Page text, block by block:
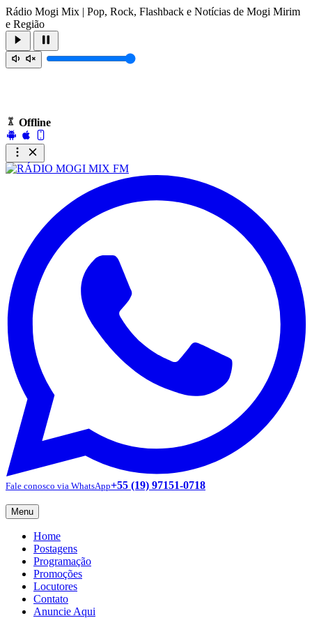
Rádio Mogi Mix | Pop, Rock, Flashback e Notícias de Mogi Mirim
e Região
Offline
Fale conosco via WhatsApp+55 (19) 97151-0718
Menu
Home
Postagens
Programação
Promoções
Locutores
Contato
Anuncie Aqui